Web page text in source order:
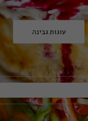
עוגות גבינה